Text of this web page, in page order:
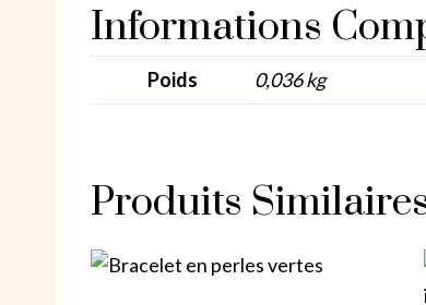
Informations
Poids 0,036 kg
Produits